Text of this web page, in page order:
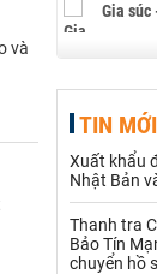
và
Gia súc
Hạt điều
Khí đốt
Kim
TIN
Xuất khẩu
Nhật Bản
Thanh tra
Bảo Tín
chuyển hồ